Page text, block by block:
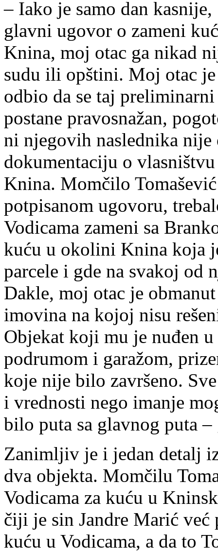
– Iako je samo dan
glavni ugovor o zameni
Knina, moj otac ga nikad
sudu ili opštini. Moj otac
odbio da se taj
postane pravosnažan,
ni njegovih naslednika
dokumentaciju o
Knina. Momčilo
potpisanom ugovoru,
Vodicama zameni sa
kuću u okolini Knina koja
parcele i gde na svakoj od
Dakle, moj otac je
imovina na kojoj nisu
Objekat koji mu je nuđen
podrumom i garažom,
koje nije bilo završeno.
i vrednosti nego imanje
bilo puta sa glavnog puta
Zanimljiv je i jedan detalj
dva objekta. Momčilu
Vodicama za kuću u
čiji je sin Jandre Marić
kuću u Vodicama, a da to